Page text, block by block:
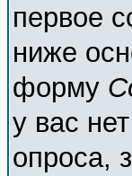
первое
ниже
форму
у вас
опроса,